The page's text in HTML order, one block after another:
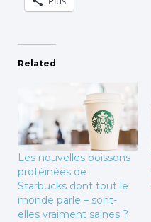
Related
Les nouvelles boissons
protéinées de
Starbucks dont tout le
monde parle – sont-
elles vraiment saines ?